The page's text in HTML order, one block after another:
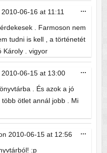
2010-06-16 at 11:11
. Farmoson nem
tudni is kell , a történetét
Károly . vigyor
...
2010-06-15 at 13:00
. És azok a jó
ötlet annál jobb . Mi
...
2010-06-15 at 12:56
:p
...